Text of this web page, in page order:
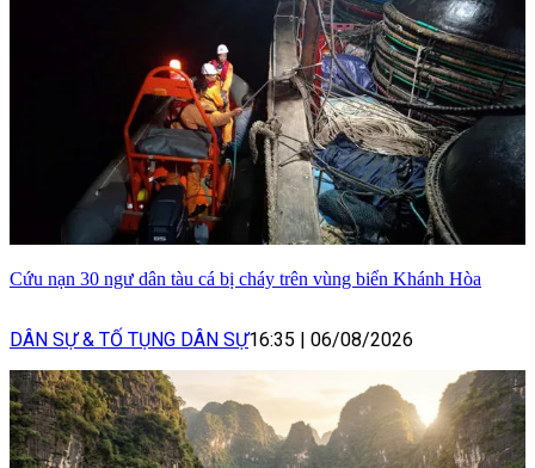
Cứu nạn 30 ngư dân tàu cá bị cháy trên vùng biển Khánh Hòa
DÂN SỰ & TỐ TỤNG DÂN SỰ16:35 06/08/2026